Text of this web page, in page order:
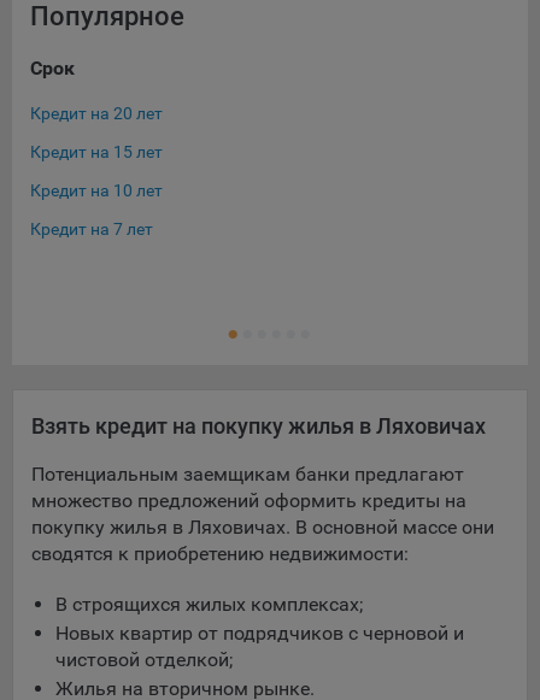
используется для обеспечения корректной работы сайта.
Компании, которой мы поручаем обработку данных для
компанией, согласно договора аренды ООО «Рэкун
технолоджи», 220069 г. Минск, пр-т Дзержинского, д.3Б,
принимать меры по совершенствованию работы
материалов по наиболее актуальному, подходящему
назначению для каждого конкретного пользователя.
Компании, которым мы поручаем обработку данных для
Яндекса рекламная сеть (Yandex Mobile Ads, ADFOX) -
Europe AG, Werftestrasse 4, CH-6005 Luzern, Switzerland.
Google Ads - сервис показа контекстной рекламы,
предоставляемый компанией Google Ireland Ltd, Gordon
Популярное
Срок
Кредит на 20 лет
Кредит на 15 лет
Кредит на 10 лет
Кредит на 7 лет
Взять кредит на покупку жилья в Ляховичах
Потенциальным заемщикам банки предлагают
множество предложений оформить кредиты на
покупку жилья в Ляховичах. В основной массе они
сводятся к приобретению недвижимости:
В строящихся жилых комплексах;
Новых квартир от подрядчиков с черновой и
чистовой отделкой;
Жилья на вторичном рынке.